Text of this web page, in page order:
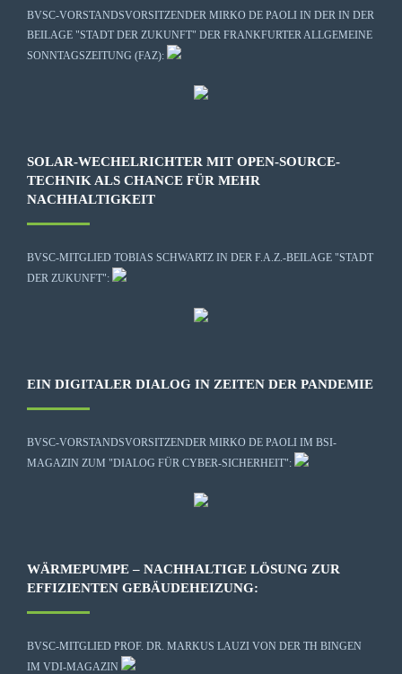
BVSC-VORSTANDSVORSITZENDER MIRKO DE PAOLI IN DER IN DER
BEILAGE "STADT DER ZUKUNFT" DER FRANKFURTER ALLGEMEINE
SONNTAGSZEITUNG (FAZ):
SOLAR-WECHELRICHTER MIT OPEN-SOURCE-
TECHNIK ALS CHANCE FÜR MEHR
NACHHALTIGKEIT
BVSC-MITGLIED TOBIAS SCHWARTZ IN DER F.A.Z.-BEILAGE "STADT
DER ZUKUNFT":
EIN DIGITALER DIALOG IN ZEITEN DER PANDEMIE
BVSC-VORSTANDSVORSITZENDER MIRKO DE PAOLI IM BSI-
MAGAZIN ZUM "DIALOG FÜR CYBER-SICHERHEIT":
WÄRMEPUMPE – NACHHALTIGE LÖSUNG ZUR
EFFIZIENTEN GEBÄUDEHEIZUNG:
BVSC-MITGLIED PROF. DR. MARKUS LAUZI VON DER TH BINGEN
IM VDI-MAGAZIN